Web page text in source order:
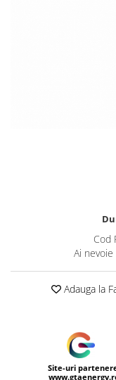
Cod
Ai
Adauga la
Site-uri